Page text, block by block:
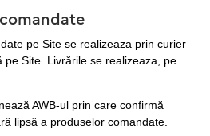
pe Site se realizeaza prin curier
pe Site. Livrările se realizeaza, pe
AWB-ul prin care confirmă
lipsă a produselor comandate.